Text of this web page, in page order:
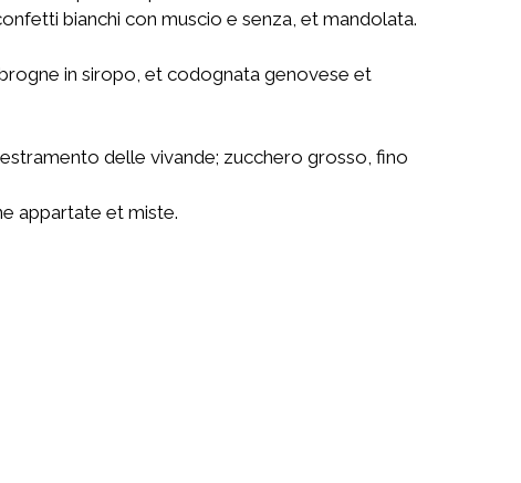
bianchi con muscio e senza, et mandolata.
in siropo, et codognata genovese et
delle vivande; zucchero grosso, fino
appartate et miste.